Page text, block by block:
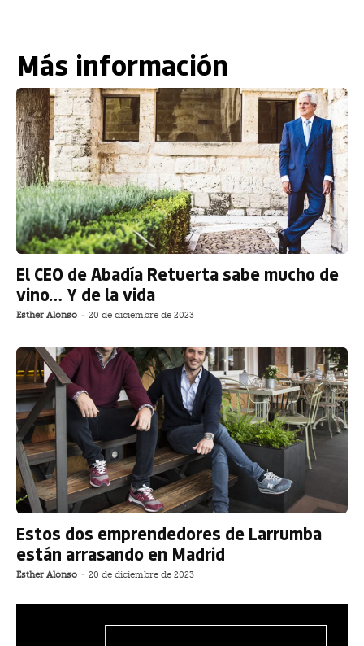
Más información
El CEO de Abadía Retuerta sabe mucho de
vino… Y de la vida
Esther Alonso - 20 de diciembre de 2023
Estos dos emprendedores de Larrumba
están arrasando en Madrid
Esther Alonso - 20 de diciembre de 2023